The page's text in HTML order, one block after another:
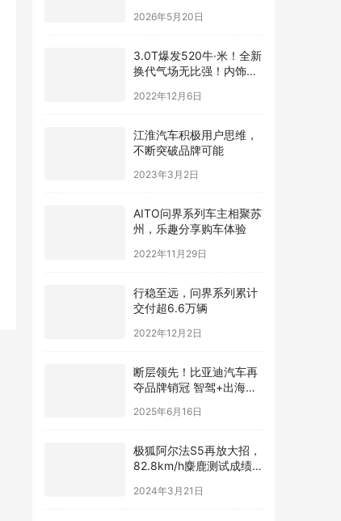
2026年5月20日
3.0T爆发520牛·米！全新
换代气场无比强！内饰跟
2022年12月6日
江淮汽车积极用户思维，
不断突破品牌可能
2023年3月2日
AITO问界系列车主相聚苏
州，乐趣分享购车体验
2022年11月29日
行稳至远，问界系列累计
交付超6.6万辆
2022年12月2日
断层领先！比亚迪汽车再
夺品牌销冠 智驾+出海双
2025年6月16日
极狐阿尔法S5再放大招，
82.8km/h麋鹿测试成绩
2024年3月21日